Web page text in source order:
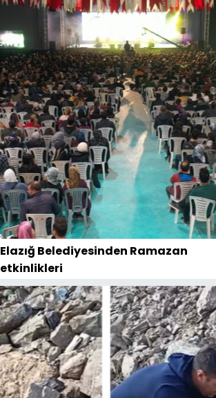
Elazığ Belediyesinden Ramazan
etkinlikleri